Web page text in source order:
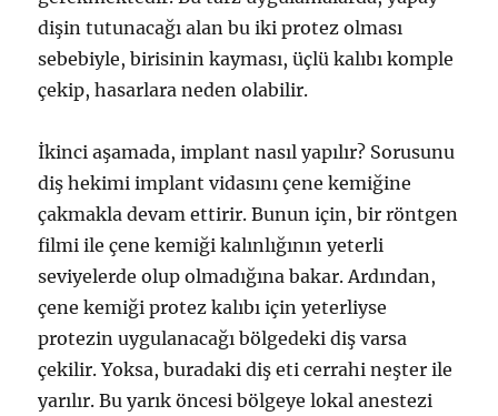
dişin tutunacağı alan bu iki protez olması
sebebiyle, birisinin kayması, üçlü kalıbı komple
çekip, hasarlara neden olabilir.
İkinci aşamada, implant nasıl yapılır? Sorusunu
diş hekimi implant vidasını çene kemiğine
çakmakla devam ettirir. Bunun için, bir röntgen
filmi ile çene kemiği kalınlığının yeterli
seviyelerde olup olmadığına bakar. Ardından,
çene kemiği protez kalıbı için yeterliyse
protezin uygulanacağı bölgedeki diş varsa
çekilir. Yoksa, buradaki diş eti cerrahi neşter ile
yarılır. Bu yarık öncesi bölgeye lokal anestezi